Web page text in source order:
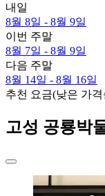
내일
8월 8일 - 8월 9일
이번 주말
8월 7일 - 8월 9일
다음 주말
8월 14일 - 8월 16일
추천 요금(낮은 가
고성 공룡박